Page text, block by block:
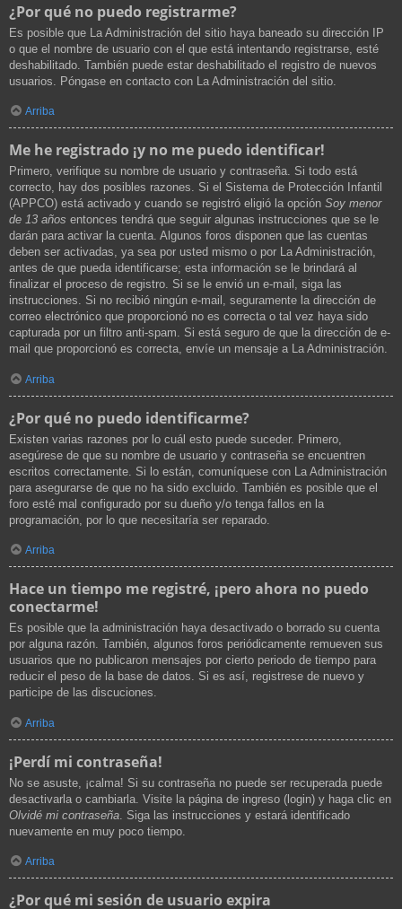
¿Por qué no puedo registrarme?
Es posible que La Administración del sitio haya baneado su dirección IP
o que el nombre de usuario con el que está intentando registrarse, esté
deshabilitado. También puede estar deshabilitado el registro de nuevos
usuarios. Póngase en contacto con La Administración del sitio.
Arriba
Me he registrado ¡y no me puedo identificar!
Primero, verifique su nombre de usuario y contraseña. Si todo está
correcto, hay dos posibles razones. Si el Sistema de Protección Infantil
(APPCO) está activado y cuando se registró eligió la opción Soy menor
de 13 años entonces tendrá que seguir algunas instrucciones que se le
darán para activar la cuenta. Algunos foros disponen que las cuentas
deben ser activadas, ya sea por usted mismo o por La Administración,
antes de que pueda identificarse; esta información se le brindará al
finalizar el proceso de registro. Si se le envió un e-mail, siga las
instrucciones. Si no recibió ningún e-mail, seguramente la dirección de
correo electrónico que proporcionó no es correcta o tal vez haya sido
capturada por un filtro anti-spam. Si está seguro de que la dirección de e-
mail que proporcionó es correcta, envíe un mensaje a La Administración.
Arriba
¿Por qué no puedo identificarme?
Existen varias razones por lo cuál esto puede suceder. Primero,
asegúrese de que su nombre de usuario y contraseña se encuentren
escritos correctamente. Si lo están, comuníquese con La Administración
para asegurarse de que no ha sido excluido. También es posible que el
foro esté mal configurado por su dueño y/o tenga fallos en la
programación, por lo que necesitaría ser reparado.
Arriba
Hace un tiempo me registré, ¡pero ahora no puedo
conectarme!
Es posible que la administración haya desactivado o borrado su cuenta
por alguna razón. También, algunos foros periódicamente remueven sus
usuarios que no publicaron mensajes por cierto periodo de tiempo para
reducir el peso de la base de datos. Si es así, registrese de nuevo y
participe de las discuciones.
Arriba
¡Perdí mi contraseña!
No se asuste, ¡calma! Si su contraseña no puede ser recuperada puede
desactivarla o cambiarla. Visite la página de ingreso (login) y haga clic en
Olvidé mi contraseña . Siga las instrucciones y estará identificado
nuevamente en muy poco tiempo.
Arriba
¿Por qué mi sesión de usuario expira